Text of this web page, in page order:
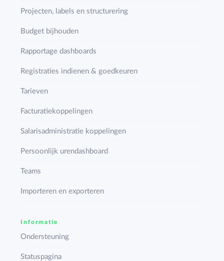
Projecten, labels en structurering
Budget bijhouden
Rapportage dashboards
Registraties indienen & goedkeuren
Tarieven
Facturatiekoppelingen
Salarisadministratie koppelingen
Persoonlijk urendashboard
Teams
Importeren en exporteren
Informatie
Ondersteuning
Statuspagina